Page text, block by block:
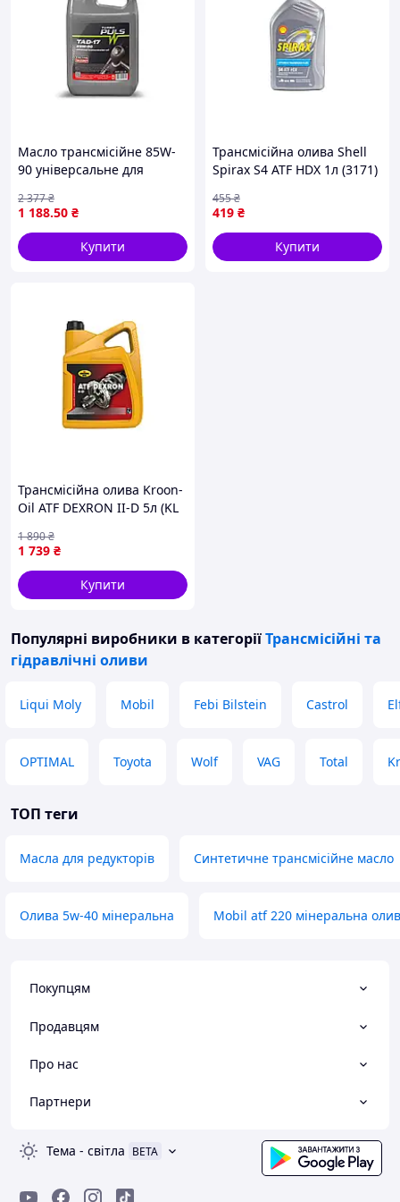
PDB-Service
" - Компанія, якій довіряють сотні
клієнтів по всій Україні!
💙Ми цінуємо кожного клієнта та гарантуємо
відмінний сервіс та продукцію.
Масло трансмісійне 85W-
90 універсальне для
транспорту змащування
механічних передач
1 188.50 ₴
2 377₴
Купити
Трансмісійна олива Shell
Spirax S4 ATF HDX 1л (3171)
419 ₴
455₴
Купити
Трансмісійна олива Kroon-
Oil ATF DEXRON II-D 5л (KL
1 739 ₴
1 890₴
Купити
Популярні виробники в категоріїТрансмісійні та
гідравлічні оливи
Liqui Moly Mobil Febi Bilstein Castrol
OPTIMAL Toyota Wolf VAG Total
ТОП теги
Масла для редукторів Синтетичне трансмісійне масло
Олива 5w-40 мінеральна Mobil atf 220 мінеральна
Покупцям
Продавцям
Про нас
Партнери
Тема - світла BETA